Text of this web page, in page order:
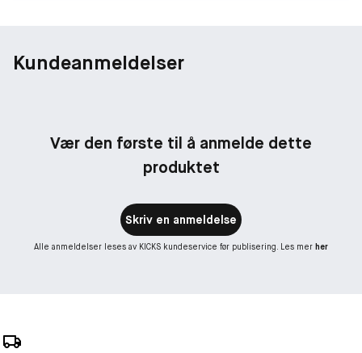
Kundeanmeldelser
Vær den første til å anmelde dette
produktet
Skriv en anmeldelse
Alle anmeldelser leses av KICKS kundeservice før publisering. Les mer her